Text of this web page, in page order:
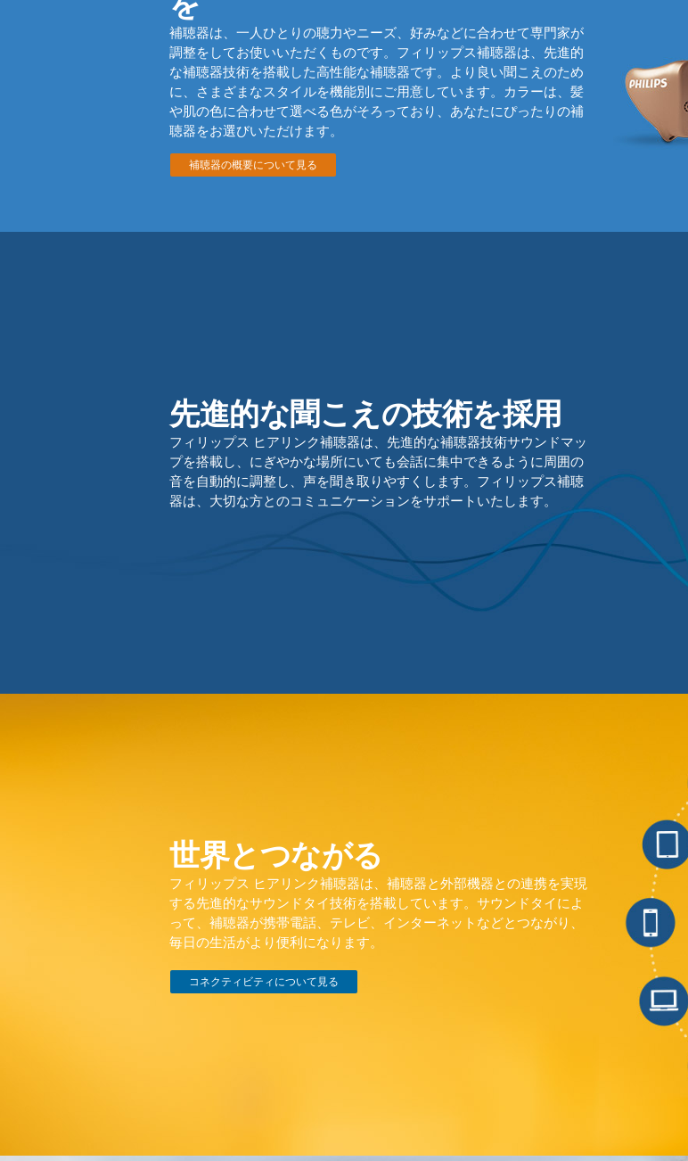
補聴器は、一人ひとりの聴力やニーズ、好みなどに合わせて専門家が
調整をしてお使いいただくものです。フィリップス補聴器は、先進的
な補聴器技術を搭載した高性能な補聴器です。より良い聞こえのため
に、さまざまなスタイルを機能別にご用意しています。カラーは、髪
や肌の色に合わせて選べる色がそろっており、あなたにぴったりの補
聴器をお選びいただけます。
補聴器の概要について見る
先進的な聞こえの技術を採用
フィリップス ヒアリンク補聴器は、先進的な補聴器技術サウンドマッ
プを搭載し、にぎやかな場所にいても会話に集中できるように周囲の
音を自動的に調整し、声を聞き取りやすくします。フィリップス補聴
器は、大切な方とのコミュニケーションをサポートいたします。
世界とつながる
フィリップス ヒアリンク補聴器は、補聴器と外部機器との連携を実現
する先進的なサウンドタイ技術を搭載しています。サウンドタイによ
って、補聴器が携帯電話、テレビ、インターネットなどとつながり、
毎日の生活がより便利になります。
コネクティビティについて見る